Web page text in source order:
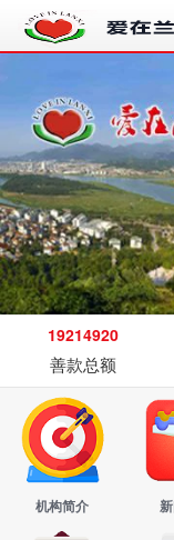
19214920
善款总额
机构简介